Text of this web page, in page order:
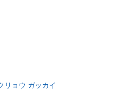
リョウ ガッカイ